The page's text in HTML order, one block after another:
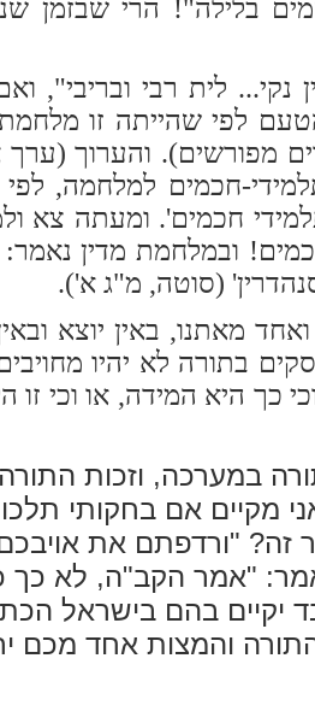
בלילה"! הרי שבזמן
לית רבי ובריבי",
לפי שהייתה זו
מפורשים). והערוך (ערך
חכמים למלחמה,
חכמים'. ומעתה צא
ובמלחמת מדין נאמר:
(סוטה, מ"ג א').
מאתנו, באין יוצא
בתורה לא יהיו
כך היא המידה, או וכי זו
במערכה, וזכות
מקיים אם בחקותי
"ורדפתם את אויבכם
"אמר הקב"ה, לא כך
יקיים בהם בישראל
והמצות אחד מכם